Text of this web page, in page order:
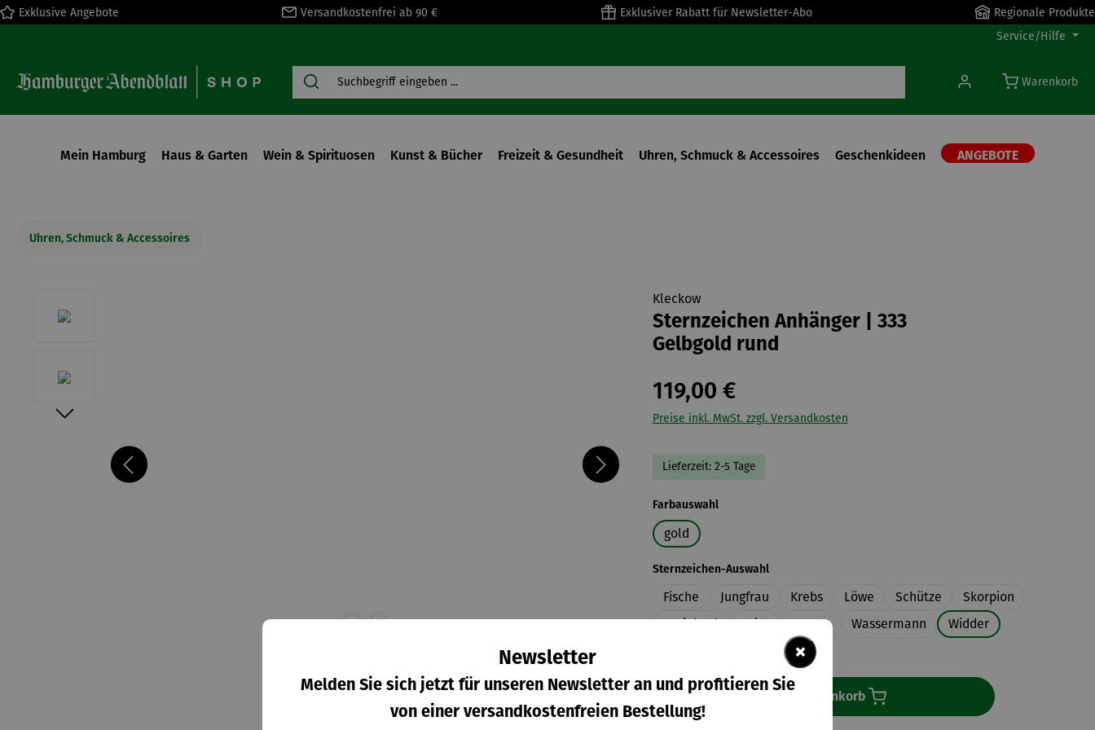
Zur Hauptnavigation springen
Exklusive Angebote Versandkostenfrei ab 90 € Exklusiver Rabatt für Newsletter-Abo
Regionale Produkte
Service/Hilfe
Warenkorb
Mein Hamburg Haus & Garten Wein & Spirituosen Kunst & Bücher Freizeit & Gesundheit Uhren, Schmuck & Accessoires Geschenkideen ANGEBOTE
Uhren, Schmuck & Accessoires
Kleckow
Sternzeichen Anhänger | 333
Gelbgold rund
119,00 €
Preise inkl. MwSt. zzgl. Versandkosten
Lieferzeit: 2-5 Tage
Farbauswahlauswählen
gold
Sternzeichen-Auswahlauswählen
Fische Jungfrau Krebs Löwe Schütze
Skorpion
Steinbock
Stier Waage Wassermann
Widder
In den Warenkorb
×
Newsletter
Melden Sie sich jetzt für unseren Newsletter an und profitieren Sie
von einer versandkostenfreien Bestellung!